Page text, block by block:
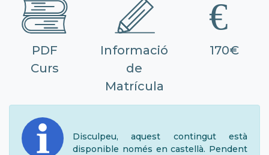
PDF
Curs
Informació
de
Matrícula
170€
Disculpeu, aquest contingut està
disponible només en castellà. Pendent